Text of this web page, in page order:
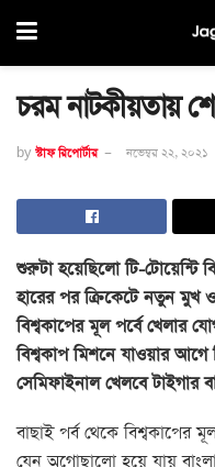
চরম নাটকীয়তায়
by স্টাফ রিপোর্টার নভেম্বর ২২, ২০২১
শুরুটা হয়েছিলো টি-টোয়েন্টি
হারের পর ক্রিকেটে নতুন মুখ
বিশ্বকাপের মূল পর্বে খেলার
বিশ্বকাপ মিশনে যাওয়ার আগে
সেমিফাইনাল খেলবে টাইগার
বাছাই পর্ব থেকে বিশ্বকাপের